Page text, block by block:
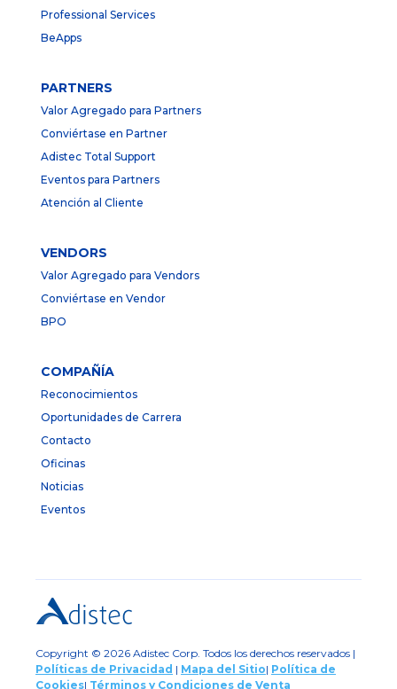
Professional Services
BeApps
PARTNERS
Valor Agregado para Partners
Conviértase en Partner
Adistec Total Support
Eventos para Partners
Atención al Cliente
VENDORS
Valor Agregado para Vendors
Conviértase en Vendor
BPO
COMPAÑÍA
Reconocimientos
Oportunidades de Carrera
Contacto
Oficinas
Noticias
Eventos
Copyright © 2026 Adistec Corp. Todos los derechos reservados |
Políticas de Privacidad | Mapa del Sitio| Política de
Cookies| Términos y Condiciones de Venta